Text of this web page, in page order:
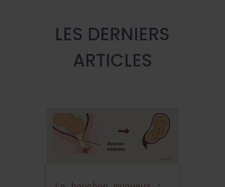
LES DERNIERS
ARTICLES